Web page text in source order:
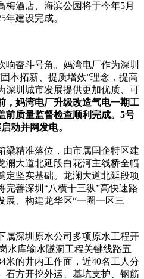
梅酒店、海滨公园将于今年5月
年建设完成。
奋斗号角。妈湾电厂作为深圳
本拓新、提质增效”理念，提高
深圳城市发展提供更加优质、可
，妈湾电厂升级改造气电一期工
前质量监督检查顺利完成。5号
动并网发电。
精准落位，由市属国企特区建
澜大道北延段白花河主线桥全幅
定坚实基础。龙澜大道北延段项
完善深圳“八横十三纵”高快速路
展、构建龙华区“一圈一区三
深圳原水公司多项原水工程开
水库输水隧洞工程关键线路五
米的井内工作面，近40名工人分
石方开挖外运、基坑支护、钢筋